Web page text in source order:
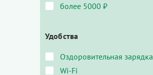
более 5000 ₽
Удобства
Оздоровительная зарядка
Wi-Fi